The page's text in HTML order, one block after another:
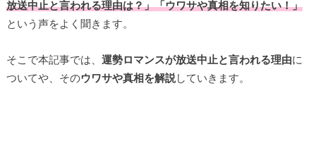
放送中止と言われる理由は？」「ウワサや真相を知りたい！」
という声をよく聞きます。
そこで本記事では、 運勢ロマンスが放送中止と言われる理由に
ついてや、そのウワサや真相を解説していきます。